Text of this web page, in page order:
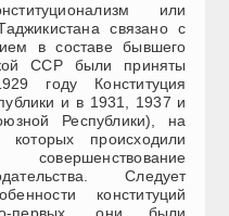
или
связано с
в составе бывшего
ССР были приняты
году Конституция
и в 1931, 1937 и
Республики), на
происходили
Следует
конституций